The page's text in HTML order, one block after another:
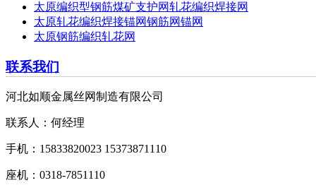
太原编织型钢筋煤矿支护网轧花编织焊接网
太原轧花编织焊接锚网钢筋网锚网
太原钢筋编织轧花网
联系我们
河北如顺金属丝网制造有限公司
联系人：何经理
手机：15833820023 15373871110
座机：0318-7851110